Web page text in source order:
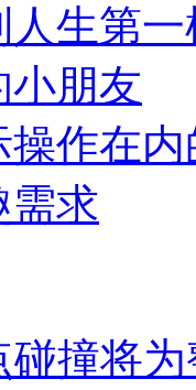
人生第
小朋友
操作在
需求
碰撞将